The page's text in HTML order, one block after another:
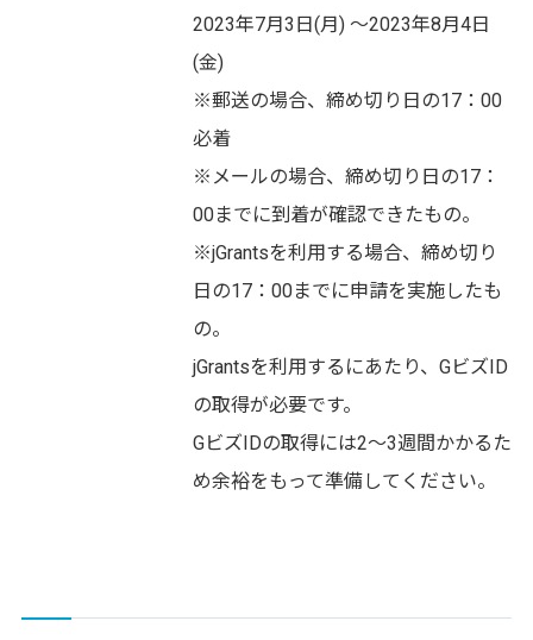
2023年7月3日(月) ～2023年8月4日
(金)
※郵送の場合、締め切り日の17：00
必着
※メールの場合、締め切り日の17：
00までに到着が確認できたもの。
※jGrantsを利用する場合、締め切り
日の17：00までに申請を実施したも
の。
jGrantsを利用するにあたり、GビズID
の取得が必要です。
GビズIDの取得には2～3週間かかるた
め余裕をもって準備してください。